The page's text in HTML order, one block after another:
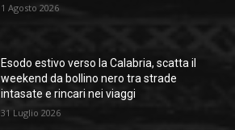
1 Agosto 2026
Esodo estivo verso la Calabria, scatta il
weekend da bollino nero tra strade
intasate e rincari nei viaggi
31 Luglio 2026